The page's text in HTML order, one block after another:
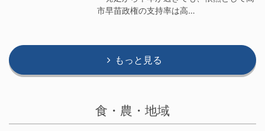
市早苗政権の支持率は高…
もっと見る
食・農・地域